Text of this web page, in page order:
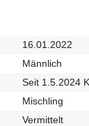
16.01.2022
Männlich
Seit 1.5.2024
Mischling
Vermittelt